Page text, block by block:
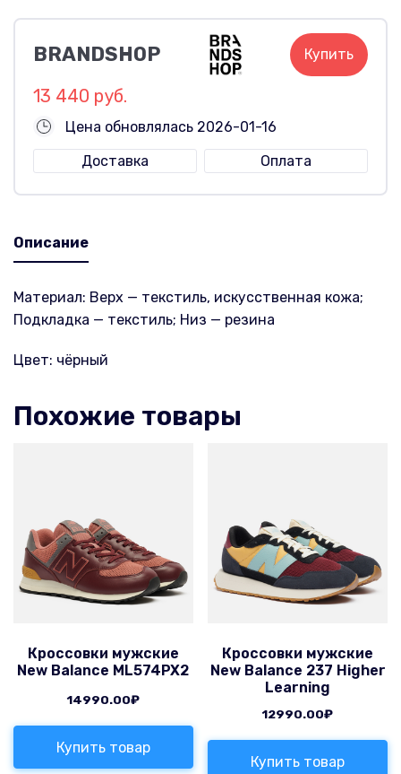
BRANDSHOP Купить
13 440 руб.
Цена обновлялась 2026-01-16
Доставка
Оплата
Описание
Материал: Верх — текстиль, искусственная кожа;
Подкладка — текстиль; Низ — резина
Цвет: чёрный
Похожие товары
Кроссовки мужские
New Balance ML574PX2
14990.00₽
Купить товар
Кроссовки мужские
New Balance 237 Higher
Learning
12990.00₽
Купить товар